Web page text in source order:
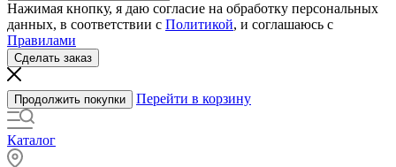
Нажимая кнопку, я даю согласие на обработку персональных
данных, в соответствии с Политикой, и соглашаюсь с
Правилами
Сделать заказ
Продолжить покупки Перейти в корзину
Каталог